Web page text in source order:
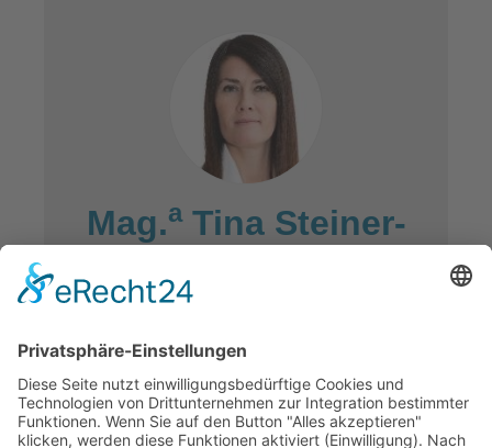
Mag.aTina Steiner-
Mobil: 0699/15 660 090
E-Mail:tina.steiner-mitterer[at]oeziv-
kaernten.at